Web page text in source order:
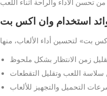
استخدام وان اكس بت